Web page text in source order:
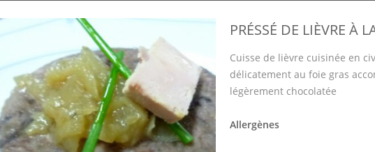
PRÉSSÉ DE LIÈVRE À
Cuisse de lièvre cuisinée en
délicatement au foie gras
légèrement chocolatée
Allergènes